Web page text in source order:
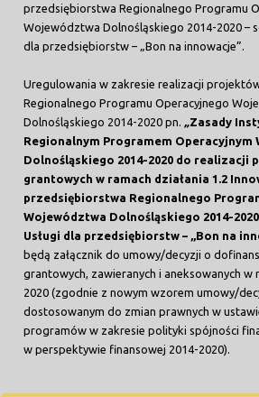
przedsiębiorstwa Regionalnego Programu
Województwa Dolnośląskiego 2014-2020 –
dla przedsiębiorstw – „Bon na innowacje”.
Uregulowania w zakresie realizacji
Regionalnego Programu Operacyjnego
Dolnośląskiego 2014-2020 pn.
Zasady
Regionalnym Programem Operacyjnym
Dolnośląskiego 2014-2020 do realizacji
grantowych w ramach działania 1.2
przedsiębiorstwa Regionalnego
Województwa Dolnośląskiego 2014-2020
Usługi dla przedsiębiorstw – „Bon na
będą załącznik do umowy/decyzji o
grantowych, zawieranych i aneksowanych w
2020 (zgodnie z nowym wzorem umowy/
dostosowanym do zmian prawnych w
programów w zakresie polityki spójności
w perspektywie finansowej 2014-2020).